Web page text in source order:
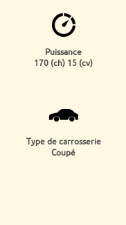
Puissance
170 (ch) 15 (cv)
Type de carrosserie
Coupé